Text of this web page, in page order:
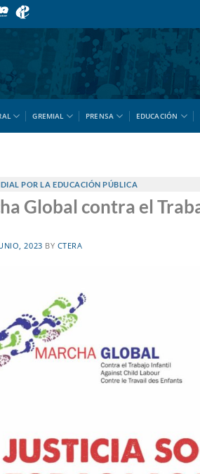
GREMIAL PRENSA EDUCACIÓN
POR LA EDUCACIÓN PÚBLICA
Global contra el
2023 BY CTERA